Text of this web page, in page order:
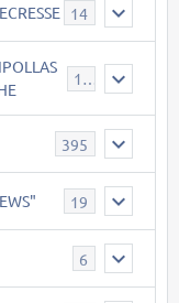
14
119
395
19
6